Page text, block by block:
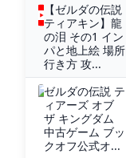
【ゼルダの伝説
ティアキン】龍
の泪 その1 イン
パと地上絵 場所
行き方 攻...
ゼルダの伝説 テ
ィアーズ オブ
ザ キングダム
中古ゲーム ブッ
クオフ公式オ...